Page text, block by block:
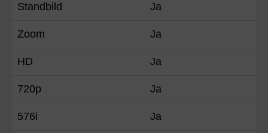
Standbild Ja
Zoom Ja
HD Ja
720p Ja
576i Ja